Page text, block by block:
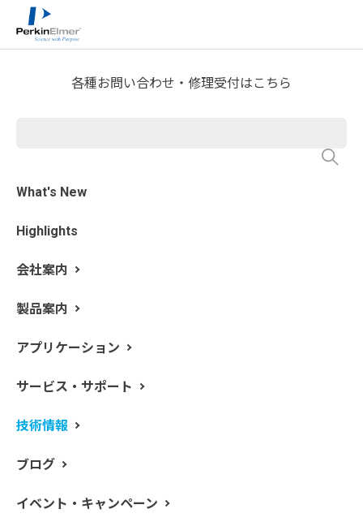
各種お問い合わせ・修理受付はこちら
What's New
Highlights
会社案内
製品案内
アプリケーション
サービス・サポート
技術情報
ブログ
イベント・キャンペーン
ホーム
ファーネス原子吸光分析法に
度に測定できる手法として、マトリックスに関わらず、
用油中に含まれている金属元素は微量です。ひ素、鉛、
あり、消費者の健康に影響を及ぼすことが知られていま